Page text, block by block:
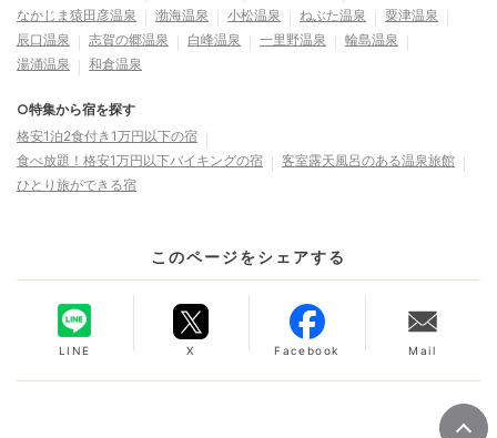
なかじま猿田彦温泉
渤海温泉 小松温泉 ねぶた温泉
粟津温泉
辰口温泉
志賀の郷温泉 白峰温泉 一里野温泉
輪島温泉
湯涌温泉
和倉温泉
○特集から宿を探す
格安1泊2食付き1万円以下の宿
食べ放題！格安1万円以下バイキングの宿
客室露天風呂のある温泉旅館
ひとり旅ができる宿
このページをシェアする
LINE X Facebook Mail